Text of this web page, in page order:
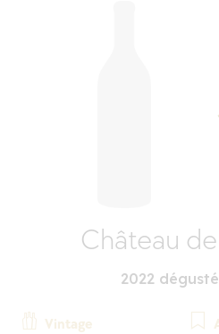
Château
2022
Vintage